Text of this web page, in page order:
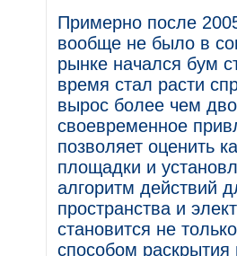
Примерно после
вообще не было в
рынке начался бум
время стал расти
вырос более чем
своевременное
позволяет оценить
площадки и
алгоритм действий
пространства и
становится не
способом